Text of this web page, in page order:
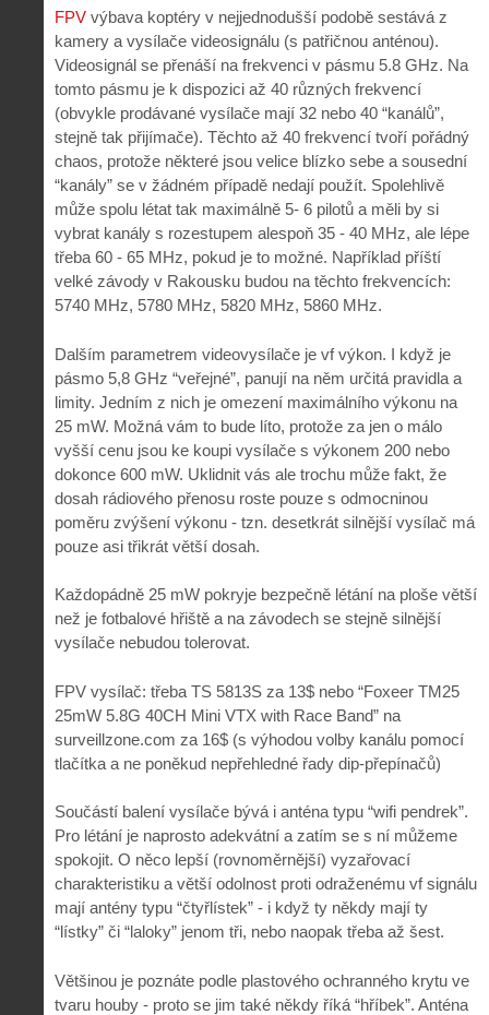
FPV výbava koptéry v nejjednodušší podobě sestává z
kamery a vysílače videosignálu (s patřičnou anténou).
Videosignál se přenáší na frekvenci v pásmu 5.8 GHz. Na
tomto pásmu je k dispozici až 40 různých frekvencí
(obvykle prodávané vysílače mají 32 nebo 40 “kanálů”,
stejně tak přijímače). Těchto až 40 frekvencí tvoří pořádný
chaos, protože některé jsou velice blízko sebe a sousední
“kanály” se v žádném případě nedají použít. Spolehlivě
může spolu létat tak maximálně 5- 6 pilotů a měli by si
vybrat kanály s rozestupem alespoň 35 - 40 MHz, ale lépe
třeba 60 - 65 MHz, pokud je to možné. Například příští
velké závody v Rakousku budou na těchto frekvencích:
5740 MHz, 5780 MHz, 5820 MHz, 5860 MHz.
Dalším parametrem videovysílače je vf výkon. I když je
pásmo 5,8 GHz “veřejné”, panují na něm určitá pravidla a
limity. Jedním z nich je omezení maximálního výkonu na
25 mW. Možná vám to bude líto, protože za jen o málo
vyšší cenu jsou ke koupi vysílače s výkonem 200 nebo
dokonce 600 mW. Uklidnit vás ale trochu může fakt, že
dosah rádiového přenosu roste pouze s odmocninou
poměru zvýšení výkonu - tzn. desetkrát silnější vysílač má
pouze asi třikrát větší dosah.
Každopádně 25 mW pokryje bezpečně létání na ploše větší
než je fotbalové hřiště a na závodech se stejně silnější
vysílače nebudou tolerovat.
FPV vysílač: třeba TS 5813S za 13$ nebo “Foxeer TM25
25mW 5.8G 40CH Mini VTX with Race Band” na
surveillzone.com za 16$ (s výhodou volby kanálu pomocí
tlačítka a ne poněkud nepřehledné řady dip-přepínačů)
Součástí balení vysílače bývá i anténa typu “wifi pendrek”.
Pro létání je naprosto adekvátní a zatím se s ní můžeme
spokojit. O něco lepší (rovnoměrnější) vyzařovací
charakteristiku a větší odolnost proti odraženému vf signálu
mají antény typu “čtyřlístek” - i když ty někdy mají ty
“lístky” či “laloky” jenom tři, nebo naopak třeba až šest.
Většinou je poznáte podle plastového ochranného krytu ve
tvaru houby - proto se jim také někdy říká “hříbek”. Anténa